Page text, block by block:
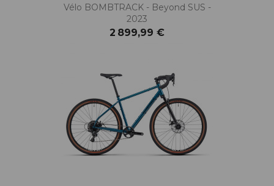
Vélo BOMBTRACK - Beyond SUS -
2023
2 899,99 €